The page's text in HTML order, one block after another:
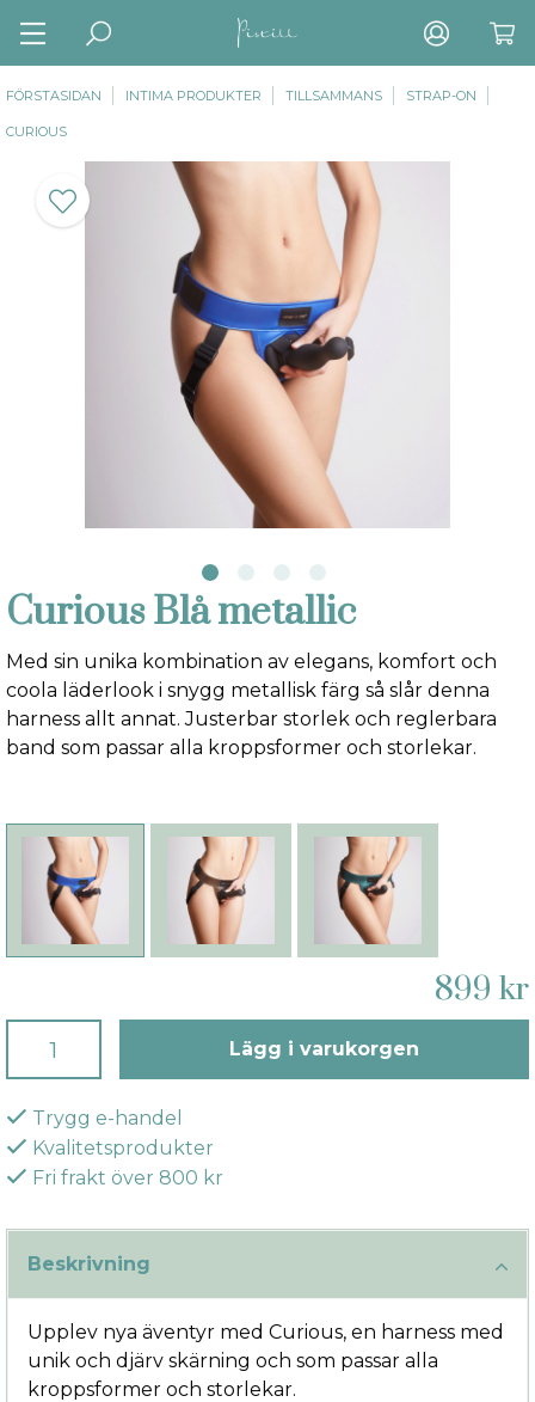
FÖRSTASIDAN INTIMA PRODUKTER TILLSAMMANS STRAP-ON
CURIOUS
Curious Blå metallic
Med sin unika kombination av elegans, komfort och
coola läderlook i snygg metallisk färg så slår denna
harness allt annat. Justerbar storlek och reglerbara
band som passar alla kroppsformer och storlekar.
899 kr
Lägg i varukorgen
Trygg e-handel
Kvalitetsprodukter
Fri frakt över 800 kr
Beskrivning
Upplev nya äventyr med Curious, en harness med
unik och djärv skärning och som passar alla
kroppsformer och storlekar.